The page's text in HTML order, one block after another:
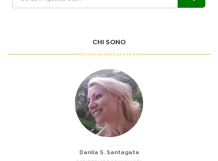
CHI SONO
Danila S. Santagata